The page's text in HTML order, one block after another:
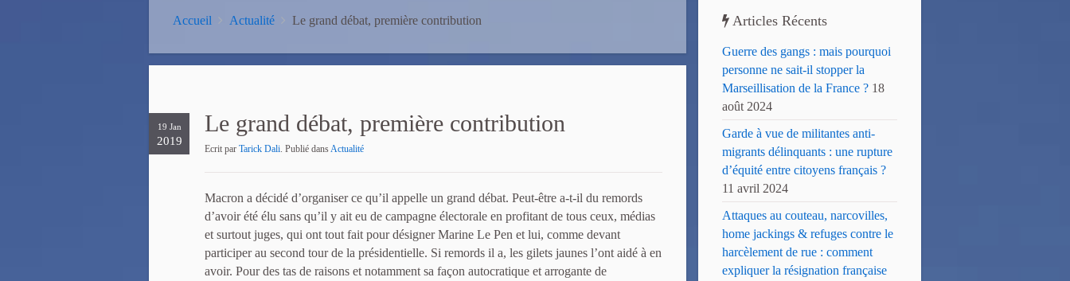
Accueil Actualité Le grand débat, première contribution
19 Jan
2019
Le grand débat, première contribution
Ecrit par Tarick Dali. Publié dansActualité
Macron a décidé d’organiser ce qu’il appelle un grand débat. Peut-être a-t-il du remords
d’avoir été élu sans qu’il y ait eu de campagne électorale en profitant de tous ceux, médias
et surtout juges, qui ont tout fait pour désigner Marine Le Pen et lui, comme devant
participer au second tour de la présidentielle. Si remords il a, les gilets jaunes l’ont aidé à en
avoir. Pour des tas de raisons et notamment sa façon autocratique et arrogante de
Articles Récents
Guerre des gangs : mais pourquoi
personne ne sait-il stopper la
Marseillisation de la France ? 18
août 2024
Garde à vue de militantes anti-
migrants délinquants : une rupture
d’équité entre citoyens français ?
11 avril 2024
Attaques au couteau, narcovilles,
home jackings & refuges contre le
harcèlement de rue : comment
expliquer la résignation française